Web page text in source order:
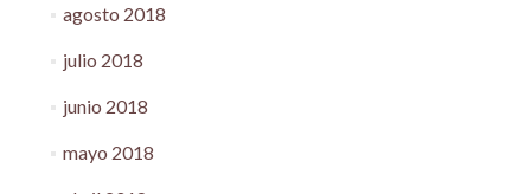
agosto 2018
julio 2018
junio 2018
mayo 2018